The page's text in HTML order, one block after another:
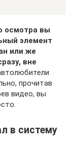
осмотра вы
элемент
или же
вне
прочитав
видео, вы
в систему